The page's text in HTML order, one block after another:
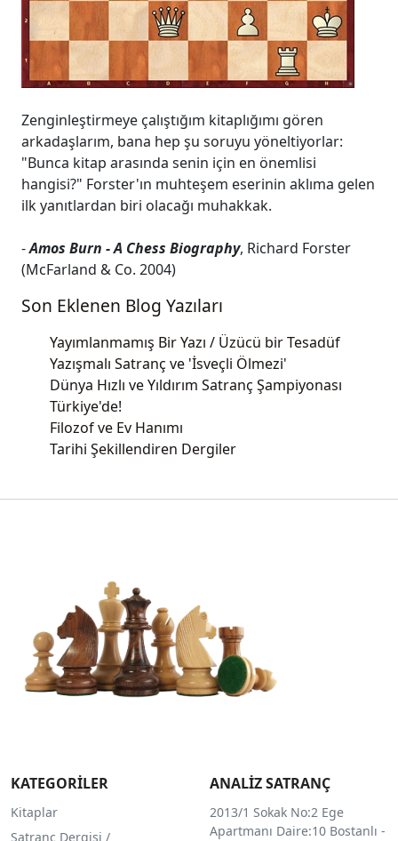
Zenginleştirmeye çalıştığım kitaplığımı gören
arkadaşlarım, bana hep şu soruyu yöneltiyorlar:
"Bunca kitap arasında senin için en önemlisi
hangisi?" Forster'ın muhteşem eserinin aklıma gelen
ilk yanıtlardan biri olacağı muhakkak.
-Amos Burn - A Chess Biography, Richard Forster
(McFarland & Co. 2004)
Son Eklenen Blog Yazıları
Yayımlanmamış Bir Yazı / Üzücü bir Tesadüf
Yazışmalı Satranç ve 'İsveçli Ölmezi'
Dünya Hızlı ve Yıldırım Satranç Şampiyonası
Türkiye'de!
Filozof ve Ev Hanımı
Tarihi Şekillendiren Dergiler
KATEGORİLER
Kitaplar
Satranç Dergisi /
ANALİZ SATRANÇ
2013/1 Sokak No:2 Ege
Apartmanı Daire:10 Bostanlı -